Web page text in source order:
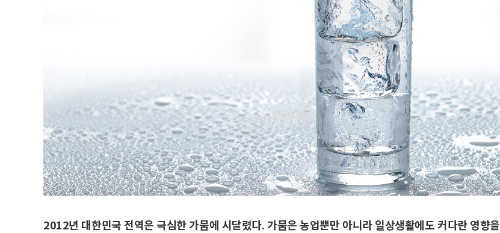
2012년 대한민국 전역은 극심한 가뭄에 시달렸다. 가뭄은 농업뿐만 아니라 일상생활에도 커다란 영향